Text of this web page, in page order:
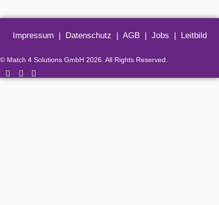
Impressum | Datenschutz | AGB| Jobs | Leitbild
© Match 4 Solutions GmbH 2026. All Rights Reserved.